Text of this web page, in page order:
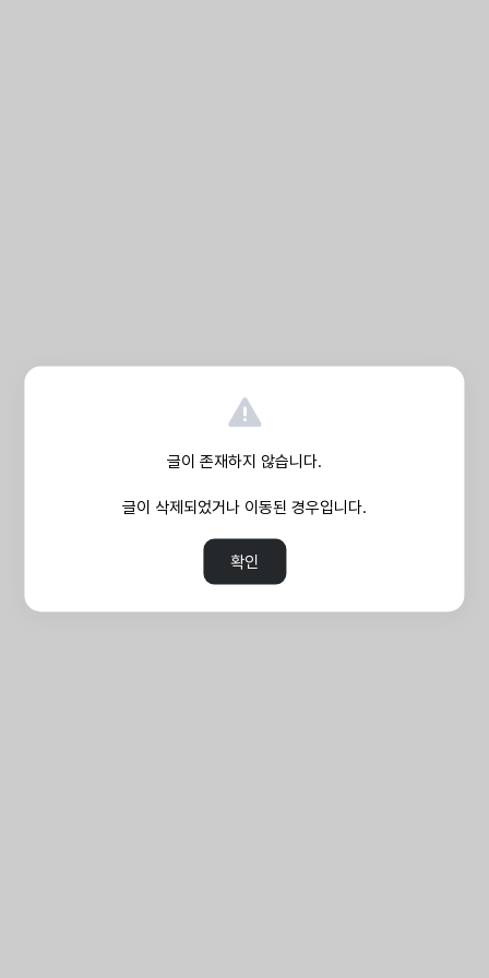
글이 존재하지 않습니다.
글이 삭제되었거나 이동된 경우입니다.
확인